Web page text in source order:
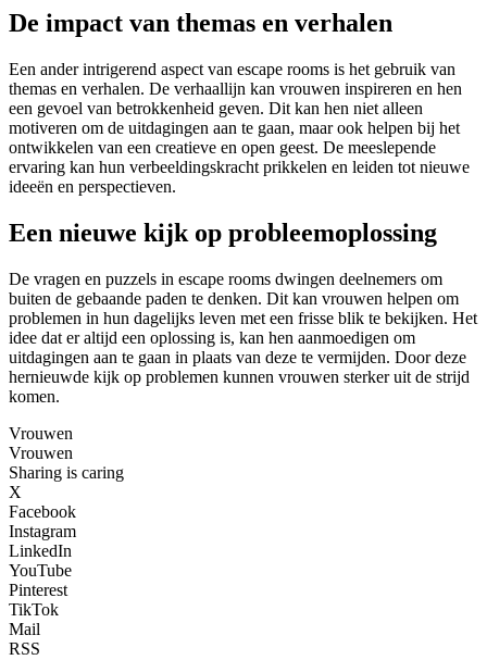
De impact van themas en verhalen
Een ander intrigerend aspect van escape rooms is het gebruik van
themas en verhalen. De verhaallijn kan vrouwen inspireren en hen
een gevoel van betrokkenheid geven. Dit kan hen niet alleen
motiveren om de uitdagingen aan te gaan, maar ook helpen bij het
ontwikkelen van een creatieve en open geest. De meeslepende
ervaring kan hun verbeeldingskracht prikkelen en leiden tot nieuwe
ideeën en perspectieven.
Een nieuwe kijk op probleemoplossing
De vragen en puzzels in escape rooms dwingen deelnemers om
buiten de gebaande paden te denken. Dit kan vrouwen helpen om
problemen in hun dagelijks leven met een frisse blik te bekijken. Het
idee dat er altijd een oplossing is, kan hen aanmoedigen om
uitdagingen aan te gaan in plaats van deze te vermijden. Door deze
hernieuwde kijk op problemen kunnen vrouwen sterker uit de strijd
komen.
Vrouwen
Vrouwen
Sharing is caring
X
Facebook
Instagram
LinkedIn
YouTube
Pinterest
TikTok
Mail
RSS